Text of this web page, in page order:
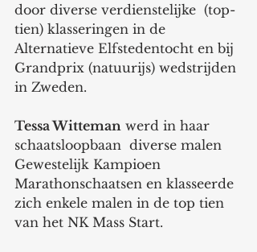
door diverse verdienstelijke  (top-
tien) klasseringen in de
Alternatieve Elfstedentocht en bij
Grandprix (natuurijs) wedstrijden
in Zweden.
Tessa Witteman werd in haar
schaatsloopbaan  diverse malen
Gewestelijk Kampioen
Marathonschaatsen en klasseerde
zich enkele malen in de top tien
van het NK Mass Start.